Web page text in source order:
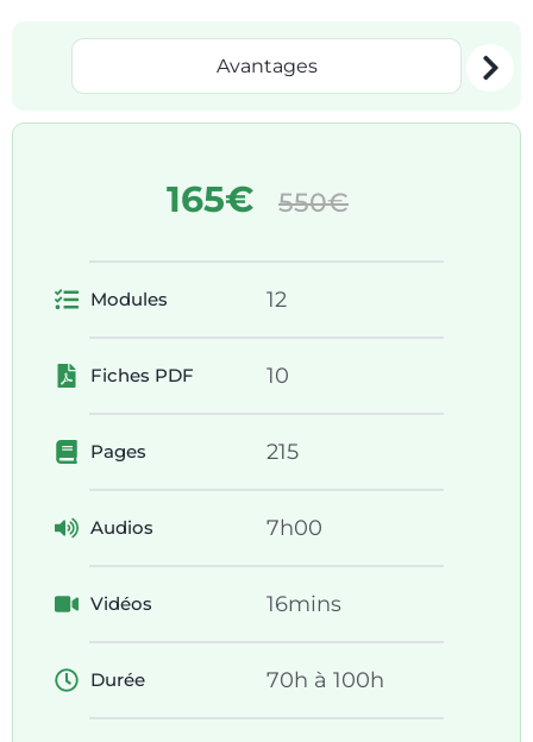
Avantages
165€ 550€
Modules 12
Fiches PDF 10
Pages 215
Audios 7h00
Vidéos 16mins
Durée 70h à 100h